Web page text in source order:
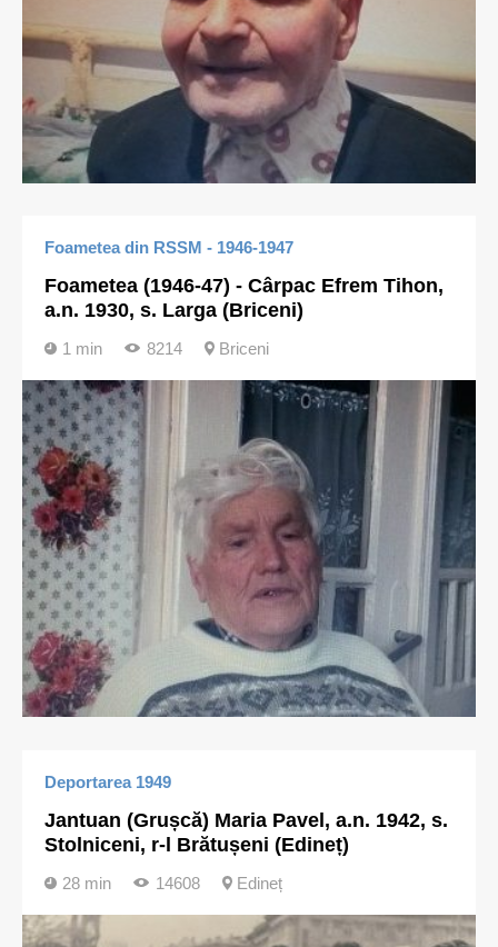
Foametea din RSSM - 1946-1947
Foametea (1946-47) - Cârpac Efrem Tihon,
a.n. 1930, s. Larga (Briceni)
1 min 8214 Briceni
Deportarea 1949
Jantuan (Grușcă) Maria Pavel, a.n. 1942, s.
Stolniceni, r-l Brătușeni (Edineț)
28 min 14608 Edineț